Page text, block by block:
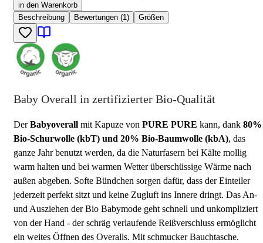
in den Warenkorb
Beschreibung
Bewertungen (1) Größen
Baby Overall in zertifizierter Bio-Qualität
DerBabyoverall mit Kapuze von PURE PURE kann, dank 80%
Bio-Schurwolle (kbT) und 20% Bio-Baumwolle (kbA), das
ganze Jahr benutzt werden, da die Naturfasern bei Kälte mollig
warm halten und bei warmen Wetter überschüssige Wärme nach
außen abgeben. Softe Bündchen sorgen dafür, dass der Einteiler
jederzeit perfekt sitzt und keine Zugluft ins Innere dringt. Das An-
und Ausziehen der Bio Babymode geht schnell und unkompliziert
von der Hand - der schräg verlaufende Reißverschluss ermöglicht
ein weites Öffnen des Overalls. Mit schmucker Bauchtasche.